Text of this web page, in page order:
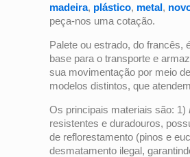
madeira, plástico, metal,
peça-nos uma cotação.
Palete ou estrado, do francês,
base para o transporte e
sua movimentação por meio
modelos distintos, que
Os principais materiais são: 1)
resistentes e duradouros,
de reflorestamento (pinos e
desmatamento ilegal,